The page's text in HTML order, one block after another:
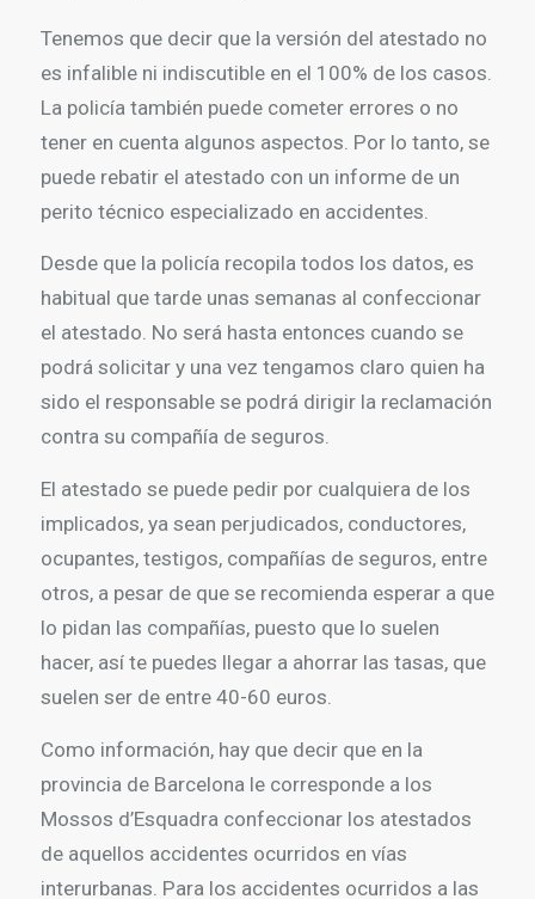
Tenemos que decir que la versión del atestado no
es infalible ni indiscutible en el 100% de los casos.
La policía también puede cometer errores o no
tener en cuenta algunos aspectos. Por lo tanto, se
puede rebatir el atestado con un informe de un
perito técnico especializado en accidentes.
Desde que la policía recopila todos los datos, es
habitual que tarde unas semanas al confeccionar
el atestado. No será hasta entonces cuando se
podrá solicitar y una vez tengamos claro quien ha
sido el responsable se podrá dirigir la reclamación
contra su compañía de seguros.
El atestado se puede pedir por cualquiera de los
implicados, ya sean perjudicados, conductores,
ocupantes, testigos, compañías de seguros, entre
otros, a pesar de que se recomienda esperar a que
lo pidan las compañías, puesto que lo suelen
hacer, así te puedes llegar a ahorrar las tasas, que
suelen ser de entre 40-60 euros.
Como información, hay que decir que en la
provincia de Barcelona le corresponde a los
Mossos d’Esquadra confeccionar los atestados
de aquellos accidentes ocurridos en vías
interurbanas. Para los accidentes ocurridos a las